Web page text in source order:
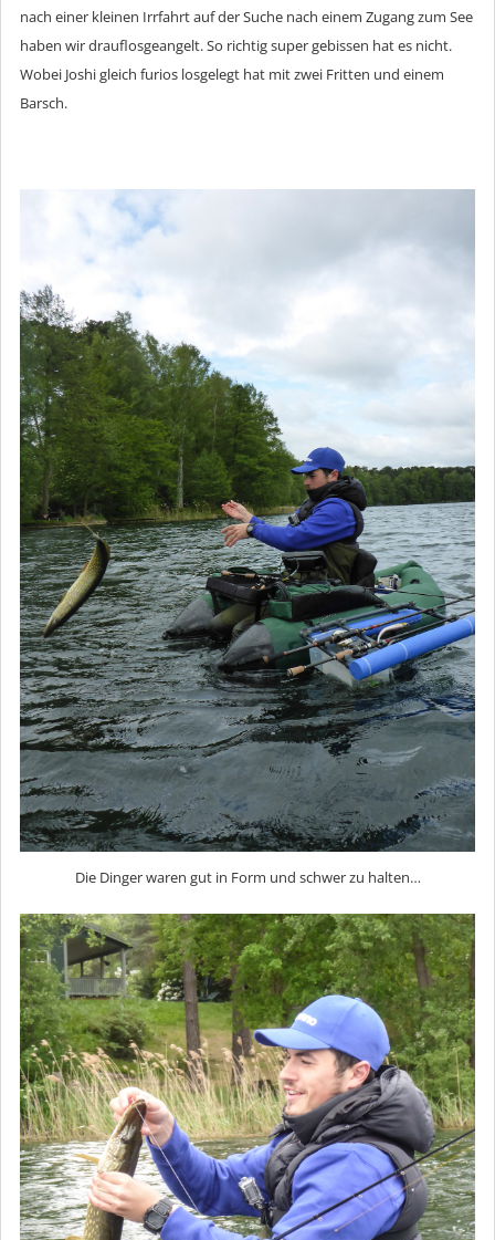
nach einer kleinen Irrfahrt auf der Suche nach einem Zugang zum See
haben wir drauflosgeangelt. So richtig super gebissen hat es nicht.
Wobei Joshi gleich furios losgelegt hat mit zwei Fritten und einem
Barsch.
Die Dinger waren gut in Form und schwer zu halten…